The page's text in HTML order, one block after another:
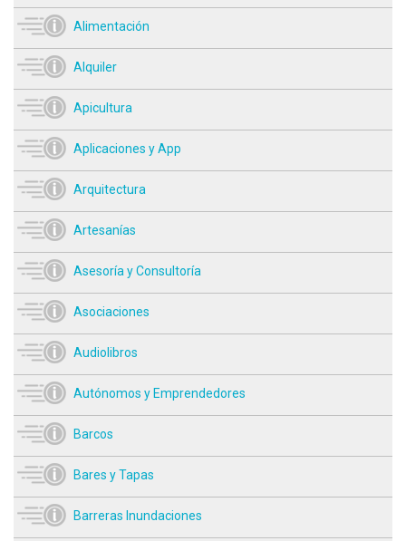
Alimentación
Alquiler
Apicultura
Aplicaciones y App
Arquitectura
Artesanías
Asesoría y Consultoría
Asociaciones
Audiolibros
Autónomos y Emprendedores
Barcos
Bares y Tapas
Barreras Inundaciones